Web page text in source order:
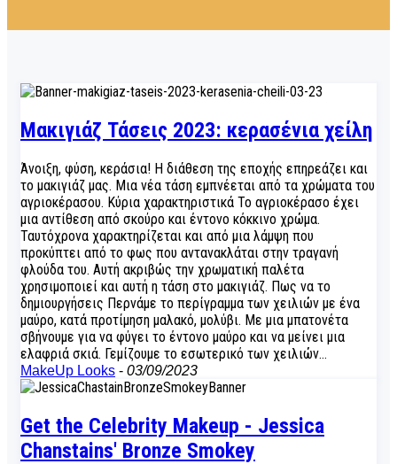
Μακιγιάζ Τάσεις 2023: κερασένια χείλη
Άνοιξη, φύση, κεράσια! Η διάθεση της εποχής επηρεάζει και
το μακιγιάζ μας. Μια νέα τάση εμπνέεται από τα χρώματα του
αγριοκέρασου. Κύρια χαρακτηριστικά Το αγριοκέρασο έχει
μια αντίθεση από σκούρο και έντονο κόκκινο χρώμα.
Ταυτόχρονα χαρακτηρίζεται και από μια λάμψη που
προκύπτει από το φως που αντανακλάται στην τραγανή
φλούδα του. Αυτή ακριβώς την χρωματική παλέτα
χρησιμοποιεί και αυτή η τάση στο μακιγιάζ. Πως να το
δημιουργήσεις Περνάμε το περίγραμμα των χειλιών με ένα
μαύρο, κατά προτίμηση μαλακό, μολύβι. Με μια μπατονέτα
σβήνουμε για να φύγει το έντονο μαύρο και να μείνει μια
ελαφριά σκιά. Γεμίζουμε το εσωτερικό των χειλιών…
MakeUp Looks - 03/09/2023
Get the Celebrity Makeup - Jessica
Chanstains' Bronze Smokey